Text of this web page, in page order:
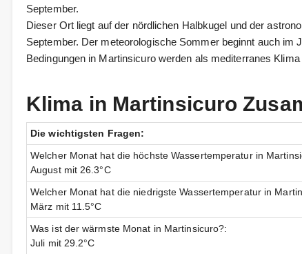
September.
Dieser Ort liegt auf der nördlichen Halbkugel und der
September. Der meteorologische Sommer beginnt auch im
Bedingungen in Martinsicuro werden als mediterranes
Klima in Martinsicuro
Die wichtigsten Fragen:
Welcher Monat hat die höchste Wassertemperatur in
August mit 26.3°C
Welcher Monat hat die niedrigste Wassertemperatur in
März mit 11.5°C
Was ist der wärmste Monat in Martinsicuro?:
Juli mit 29.2°C